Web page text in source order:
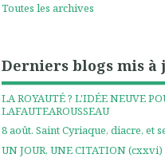
Toutes les archives
Derniers blogs mis à
LA ROYAUTÉ ? L'IDÉE NEUVE
LAFAUTEAROUSSEAU
8 août. Saint Cyriaque, diacre, et
UN JOUR, UNE CITATION (cxxvi)